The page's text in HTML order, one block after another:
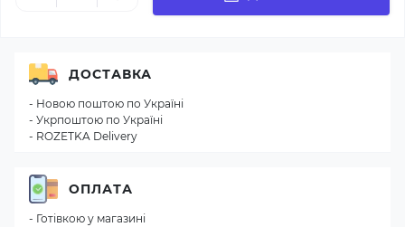
ДОСТАВКА
- Новою поштою по Україні
- Укрпоштою по Україні
- ROZETKA Delivery
ОПЛАТА
- Готівкою у магазині